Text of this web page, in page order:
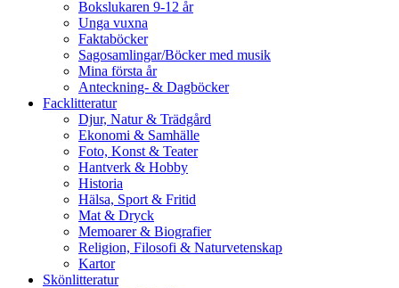
Bokslukaren 9-12 år
Unga vuxna
Faktaböcker
Sagosamlingar/Böcker med musik
Mina första år
Anteckning- & Dagböcker
Facklitteratur
Djur, Natur & Trädgård
Ekonomi & Samhälle
Foto, Konst & Teater
Hantverk & Hobby
Historia
Hälsa, Sport & Fritid
Mat & Dryck
Memoarer & Biografier
Religion, Filosofi & Naturvetenskap
Kartor
Skönlitteratur